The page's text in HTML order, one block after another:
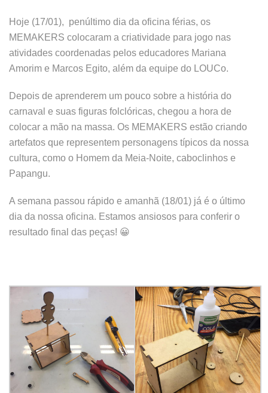
Hoje (17/01), penúltimo dia da oficina férias, os
MEMAKERS colocaram a criatividade para jogo nas
atividades coordenadas pelos educadores Mariana
Amorim e Marcos Egito, além da equipe do LOUCo.
Depois de aprenderem um pouco sobre a história do
carnaval e suas figuras folclóricas, chegou a hora de
colocar a mão na massa. Os MEMAKERS estão criando
artefatos que representem personagens típicos da nossa
cultura, como o Homem da Meia-Noite, caboclinhos e
Papangu.
A semana passou rápido e amanhã (18/01) já é o último
dia da nossa oficina. Estamos ansiosos para conferir o
resultado final das peças! 😀